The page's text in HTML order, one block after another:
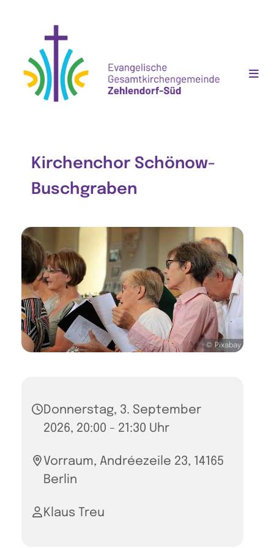
Kirchenchor Schönow-
Buschgraben
© Pixabay
Donnerstag, 3. September
2026, 20:00 - 21:30 Uhr
Vorraum, Andréezeile 23, 14165
Berlin
Klaus Treu